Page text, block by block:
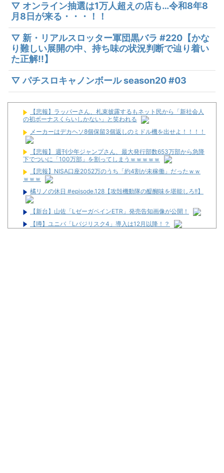
▽ オンライン抽選は1万人超えの店も…令和8年8
月8日が来る・・・！！
▽ 新・リアルスロッター軍団黒バラ #220【かな
り難しい展開の中、持ち味の状況判断で辿り着い
た正解!!】
▽ パチスロキャノンボール season20 #03
【悲報】ラッパーさん、札束披露するもネット民から「新社会人
の初ボーナスくらいしかない」と笑われる
メーカーはデカヘソ8個保留3個返しのミドル機を出せよ！！！！
【悲報】 週刊少年ジャンプさん、最大発行部数653万部から急降
下でついに「100万部」を割ってしまうｗｗｗｗｗ
【悲報】NISA口座2052万のうち「約4割が未稼働」だったｗｗ
ｗｗｗ
橘リノの休日 #episode.128【攻殻機動隊の醍醐味を堪能しろ!!】
【新台】山佐「LゼーガペインETR」発売告知画像が公開！
【噂】ユニバ「Lバジリスク4」導入は12月以降！？